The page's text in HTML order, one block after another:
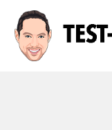
Inhalt
springen